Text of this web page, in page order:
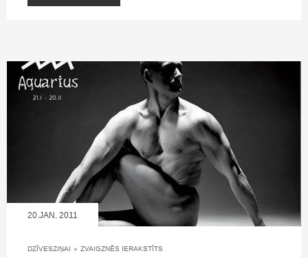
20.JAN, 2011
DZĪVESZIŅAI » ZVAIGZNĒS IERAKSTĪTS